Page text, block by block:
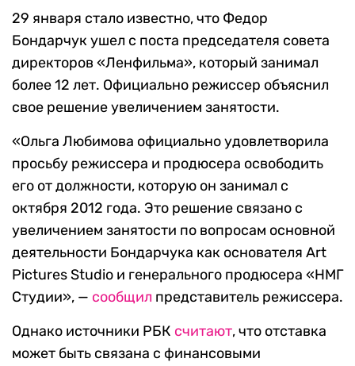
29 января стало известно, что Федор
Бондарчук ушел с поста председателя совета
директоров «Ленфильма», который занимал
более 12 лет. Официально режиссер объяснил
свое решение увеличением занятости.
«Ольга Любимова официально удовлетворила
просьбу режиссера и продюсера освободить
его от должности, которую он занимал с
октября 2012 года. Это решение связано с
увеличением занятости по вопросам основной
деятельности Бондарчука как основателя Art
Pictures Studio и генерального продюсера «НМГ
Студии», — сообщил представитель режиссера.
Однако источники РБК считают, что отставка
может быть связана с финансовыми